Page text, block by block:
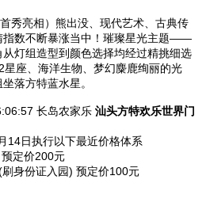
秀亮相）熊出没、现代艺术、古典传
指数不断暴涨当中！璀璨星光主题——
灯组造型到颜色选择均经过精挑细选
座、海洋生物、梦幻麋鹿绚丽的光
落方特蓝水星。
长岛农家乐 汕头方特欢乐世界门
14日执行以下最近价格体系
定价200元
身份证入园) 预定价100元